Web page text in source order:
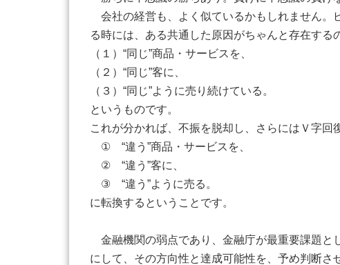
会社の経営も、よく似ているかもしれません。
る時には、ある共通した原因がちゃんと存在する
（１）“同じ”商品・サービスを、
（２）“同じ”客に、
（３）“同じ”ように売り続けている。
というものです。
これが分かれば、不振を脱却し、さらにはＶ字
① “違う”商品・サービスを、
② “違う”客に、
③ “違う”ように売る。
に転換するということです。
金融機関の弱点であり、金融庁が最重要課題
にして、その方向性と達成可能性を、予め判断さ